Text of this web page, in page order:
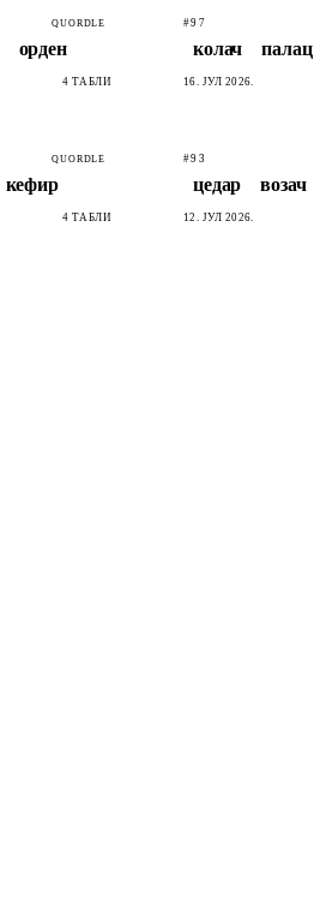
QUORDLE
орден
4 ТАБЛИ
#97
колач палац
16. ЈУЛ 2026.
QUORDLE
кефир
4 ТАБЛИ
#93
цедар возач
12. ЈУЛ 2026.